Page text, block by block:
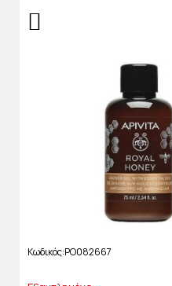
Κωδικός PO082667